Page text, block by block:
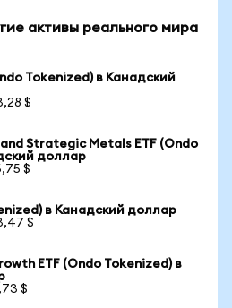
активы реального мира
Tokenized) в Канадский
$
Strategic Metals ETF (Ondo
доллар
$
в Канадский доллар
$
ETF (Ondo Tokenized) в
$